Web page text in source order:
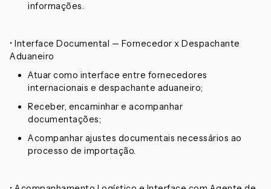
informações.
• Interface Documental — Fornecedor x Despachante
Aduaneiro
Atuar como interface entre fornecedores
internacionais e despachante aduaneiro;
Receber, encaminhar e acompanhar
documentações;
Acompanhar ajustes documentais necessários ao
processo de importação.